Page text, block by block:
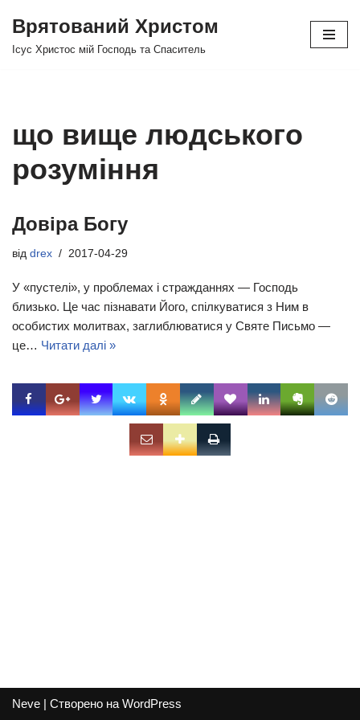
Перейти
Врятований Христом
Ісус Христос мій Господь та Спаситель
що вище людського
розуміння
Довіра Богу
від drex 2017-04-29
У «пустелі», у проблемах і стражданнях — Господь
близько. Це час пізнавати Його, спілкуватися з Ним в
особистих молитвах, заглиблюватися у Святе Письмо —
це… Читати далі »
Neve | Створено на WordPress